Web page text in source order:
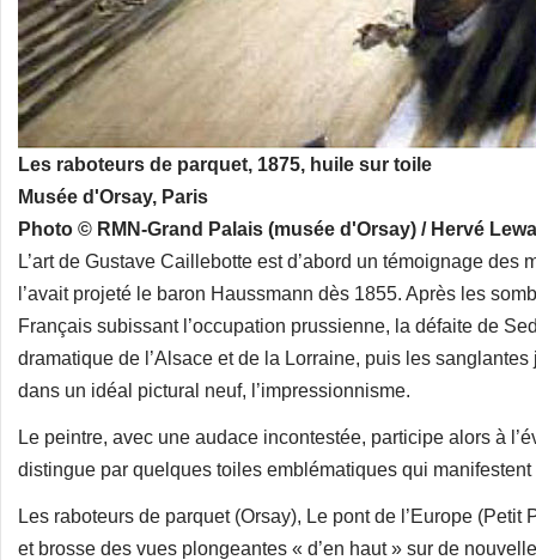
Les raboteurs de parquet, 1875, huile sur toile
Musée d'Orsay, Paris
Photo © RMN-Grand Palais (musée d'Orsay) / Hervé
L’art de Gustave Caillebotte est d’abord un témoignage
l’avait projeté le baron Haussmann dès 1855. Après les
Français subissant l’occupation prussienne, la défaite de
dramatique de l’Alsace et de la Lorraine, puis les
dans un idéal pictural neuf, l’impressionnisme.
Le peintre, avec une audace incontestée, participe alors à
distingue par quelques toiles emblématiques qui
Les raboteurs de parquet (Orsay), Le pont de l’Europe
et brosse des vues plongeantes « d’en haut » sur de